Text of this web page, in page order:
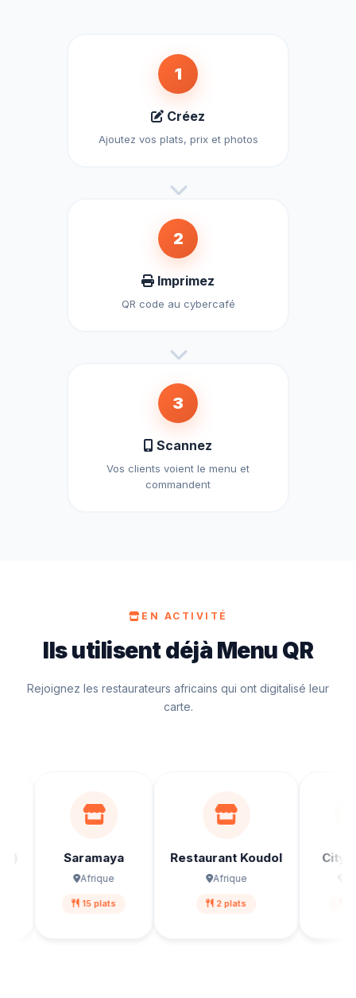
1
Créez
Ajoutez vos plats, prix et photos
2
Imprimez
QR code au cybercafé
3
Scannez
Vos clients voient le menu et
commandent
EN ACTIVITÉ
Ils utilisent déjà Menu QR
Rejoignez les restaurateurs africains qui ont digitalisé leur
carte.
Saramaya
Afrique
15 plats
Restaurant Koudol
Afrique
2 plats
City